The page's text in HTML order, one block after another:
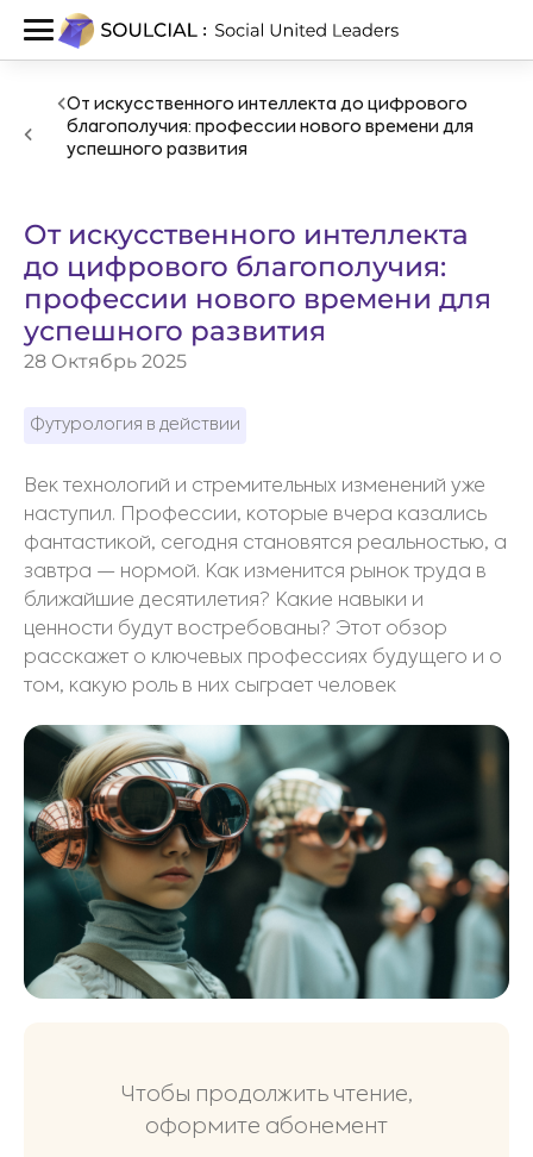
От искусственного интеллекта до цифрового
благополучия: профессии нового времени для
успешного развития
От искусственного интеллекта
до цифрового благополучия:
профессии нового времени для
успешного развития
28 Октябрь 2025
Футурология в действии
Век технологий и стремительных изменений уже
наступил. Профессии, которые вчера казались
фантастикой, сегодня становятся реальностью, а
завтра — нормой. Как изменится рынок труда в
ближайшие десятилетия? Какие навыки и
ценности будут востребованы? Этот обзор
расскажет о ключевых профессиях будущего и о
том, какую роль в них сыграет человек
Чтобы продолжить чтение,
оформите абонемент